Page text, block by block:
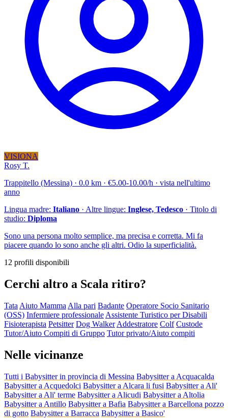
VISIONA
Rosy T.
Trappitello (Messina) · 0.0 km · €5.00-10.00/h · vista nell'ultimo
anno
Lingua madre: Italiano · Altre lingue: Inglese, Tedesco · Titolo di
studio: Diploma
Sono una persona molto semplice, ma precisa e corretta. Mi fa
piacere quando lo sono anche gli altri. Odio la superficialità.
12 profili disponibili
Cerchi altro a Scala ritiro?
Tata Aiuto Mamma Alla pari Badante Operatore Socio Sanitario
(OSS) Infermiere professionale Assistente Turistico per Disabili
Fisioterapista Petsitter Dog Walker Addestratore Colf Custode
Tutor/Aiuto Compiti di Gruppo Tutor privato/Aiuto compiti
Nelle vicinanze
Tutti i Babysitter in provincia di Messina Babysitter a Acquacalda
Babysitter a Acquedolci Babysitter a Alcara li fusi Babysitter a Ali'
Babysitter a Ali' terme Babysitter a Alicudi Babysitter a Altolia
Babysitter a Antillo Babysitter a Bafia Babysitter a Barcellona pozzo
di gotto Babysitter a Barracca Babysitter a Basico'